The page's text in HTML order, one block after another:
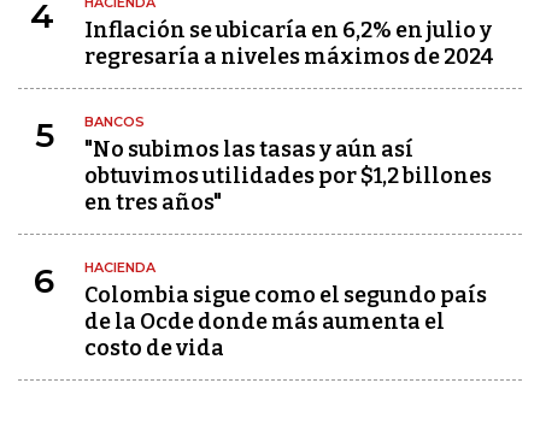
4
Inflación se ubicaría en 6,2% en julio y
regresaría a niveles máximos de 2024
5 BANCOS
"No subimos las tasas y aún así
obtuvimos utilidades por $1,2 billones
en tres años"
6 HACIENDA
Colombia sigue como el segundo país
de la Ocde donde más aumenta el
costo de vida